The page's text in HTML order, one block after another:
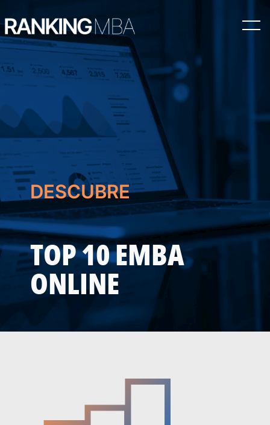
al
contenido
DESCUBRE
TOP 10 EMBA
ONLINE